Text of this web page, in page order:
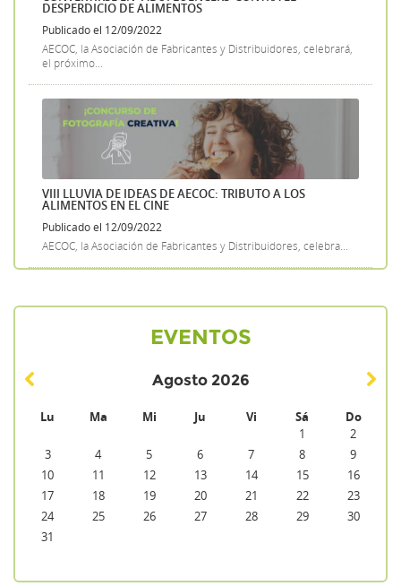
DESPERDICIO DE ALIMENTOS
Publicado el 12/09/2022
AECOC, la Asociación de Fabricantes y Distribuidores, celebrará,
el próximo...
VIII LLUVIA DE IDEAS DE AECOC: TRIBUTO A LOS
ALIMENTOS EN EL CINE
Publicado el 12/09/2022
AECOC, la Asociación de Fabricantes y Distribuidores, celebra...
EVENTOS
Agosto 2026
Lu Ma Mi Ju Vi Sá Do
1
2
3
4 5 6 7 8
9
10
11 12 13 14 15
16
17
18 19 20 21 22
23
24
25 26 27 28 29
30
31